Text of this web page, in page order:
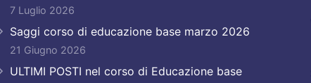
7 Luglio 2026
Saggi corso di educazione base marzo 2026
21 Giugno 2026
ULTIMI POSTI nel corso di Educazione base